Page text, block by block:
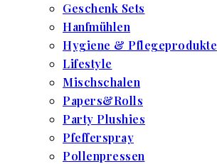
Geschenk Sets
Hanfmühlen
Hygiene & Pflegeprodukte
Lifestyle
Mischschalen
Papers&Rolls
Party Plushies
Pfefferspray
Pollenpressen